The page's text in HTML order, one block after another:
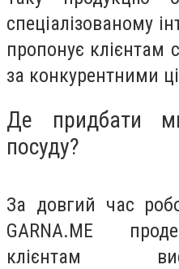
спеціалізованому
пропонує клієнтам
за конкурентними
Де придбати
посуду?
За довгий час
GARNA.ME
клієнтам